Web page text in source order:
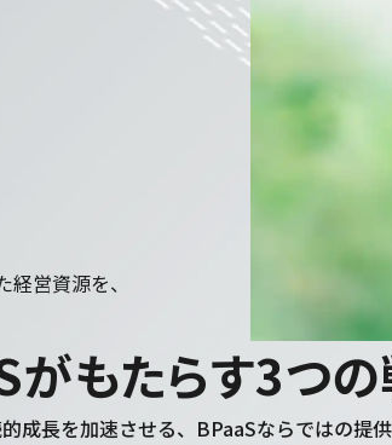
営資源を、
がもたらす3つの
成長を加速させる、BPaaSならではの提供